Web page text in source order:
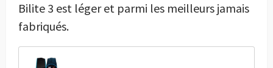
Bilite 3 est léger et parmi les meilleurs jamais
fabriqués.